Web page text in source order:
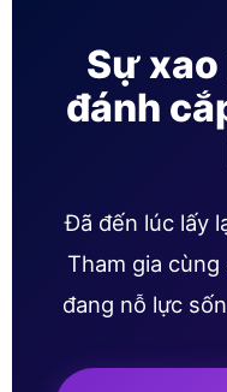
Sự
đánh
Đã đến lúc lấy
Tham gia
đang nỗ lực